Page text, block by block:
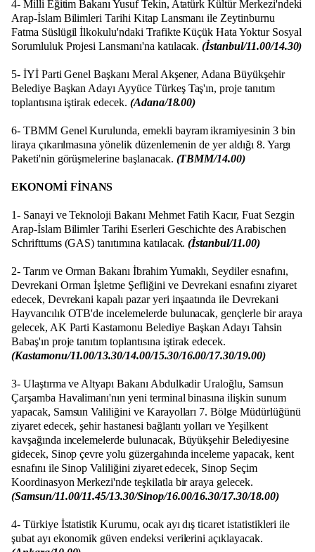
4- Milli Eğitim Bakanı Yusuf Tekin, Atatürk Kültür Merkezi'ndeki
Arap-İslam Bilimleri Tarihi Kitap Lansmanı ile Zeytinburnu
Fatma Süslügil İlkokulu'ndaki Trafikte Küçük Hata Yoktur Sosyal
Sorumluluk Projesi Lansmanı'na katılacak.(İstanbul/11.00/14.30)
5- İYİ Parti Genel Başkanı Meral Akşener, Adana Büyükşehir
Belediye Başkan Adayı Ayyüce Türkeş Taş'ın, proje tanıtım
toplantısına iştirak edecek. (Adana/18.00)
6- TBMM Genel Kurulunda, emekli bayram ikramiyesinin 3 bin
liraya çıkarılmasına yönelik düzenlemenin de yer aldığı 8. Yargı
Paketi'nin görüşmelerine başlanacak. (TBMM/14.00)
EKONOMİ FİNANS
1- Sanayi ve Teknoloji Bakanı Mehmet Fatih Kacır, Fuat Sezgin
Arap-İslam Bilimler Tarihi Eserleri Geschichte des Arabischen
Schrifttums (GAS) tanıtımına katılacak.(İstanbul/11.00)
2- Tarım ve Orman Bakanı İbrahim Yumaklı, Seydiler esnafını,
Devrekani Orman İşletme Şefliğini ve Devrekani esnafını ziyaret
edecek, Devrekani kapalı pazar yeri inşaatında ile Devrekani
Hayvancılık OTB'de incelemelerde bulunacak, gençlerle bir araya
gelecek, AK Parti Kastamonu Belediye Başkan Adayı Tahsin
Babaş'ın proje tanıtım toplantısına iştirak edecek.
(Kastamonu/11.00/13.30/14.00/15.30/16.00/17.30/19.00)
3- Ulaştırma ve Altyapı Bakanı Abdulkadir Uraloğlu, Samsun
Çarşamba Havalimanı'nın yeni terminal binasına ilişkin sunum
yapacak, Samsun Valiliğini ve Karayolları 7. Bölge Müdürlüğünü
ziyaret edecek, şehir hastanesi bağlantı yolları ve Yeşilkent
kavşağında incelemelerde bulunacak, Büyükşehir Belediyesine
gidecek, Sinop çevre yolu güzergahında inceleme yapacak, kent
esnafını ile Sinop Valiliğini ziyaret edecek, Sinop Seçim
Koordinasyon Merkezi'nde teşkilatla bir araya gelecek.
(Samsun/11.00/11.45/13.30/Sinop/16.00/16.30/17.30/18.00)
4- Türkiye İstatistik Kurumu, ocak ayı dış ticaret istatistikleri ile
şubat ayı ekonomik güven endeksi verilerini açıklayacak.